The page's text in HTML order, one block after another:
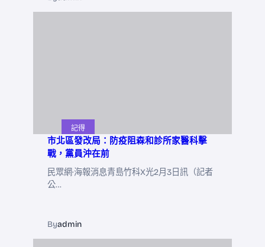
記得
市北區發改局：防疫阻森和診所家醫科擊
戰，黨員沖在前
民眾網·海報消息青島竹科X光2月3日訊（記者
公…
Byadmin